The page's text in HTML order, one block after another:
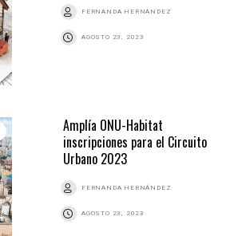
FERNANDA HERNÁNDEZ
AGOSTO 23, 2023
Amplía ONU-Habitat
inscripciones para el Circuito
Urbano 2023
FERNANDA HERNÁNDEZ
AGOSTO 23, 2023